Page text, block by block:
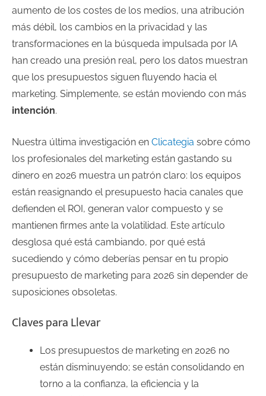
aumento de los costes de los medios, una atribución
más débil, los cambios en la privacidad y las
transformaciones en la búsqueda impulsada por IA
han creado una presión real, pero los datos muestran
que los presupuestos siguen fluyendo hacia el
marketing. Simplemente, se están moviendo con más
intención.
Nuestra última investigación en Clicategia sobre cómo
los profesionales del marketing están gastando su
dinero en 2026 muestra un patrón claro: los equipos
están reasignando el presupuesto hacia canales que
defienden el ROI, generan valor compuesto y se
mantienen firmes ante la volatilidad. Este artículo
desglosa qué está cambiando, por qué está
sucediendo y cómo deberías pensar en tu propio
presupuesto de marketing para 2026 sin depender de
suposiciones obsoletas.
Claves para Llevar
Los presupuestos de marketing en 2026 no
están disminuyendo; se están consolidando en
torno a la confianza, la eficiencia y la